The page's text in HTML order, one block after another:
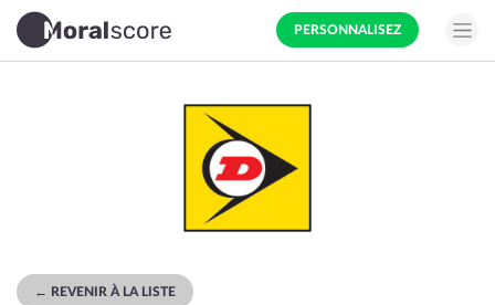
PERSONNALISEZ
← REVENIR À LA LISTE